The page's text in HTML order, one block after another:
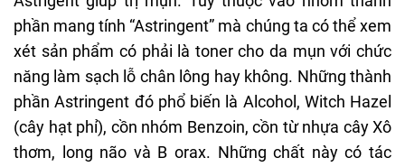
phần mang tính “Astringent” mà chúng ta có thể xem
xét sản phẩm có phải là toner cho da mụn với chức
năng làm sạch lỗ chân lông hay không. Những thành
phần Astringent đó phổ biến là Alcohol, Witch Hazel
(cây hạt phỉ), cồn nhóm Benzoin, cồn từ nhựa cây Xô
thơm, long não và B orax. Những chất này có tác